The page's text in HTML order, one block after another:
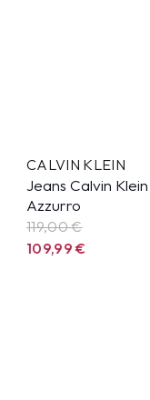
CALVIN KLEIN
Jeans Calvin Klein
Azzurro
119,00 €
109,99€